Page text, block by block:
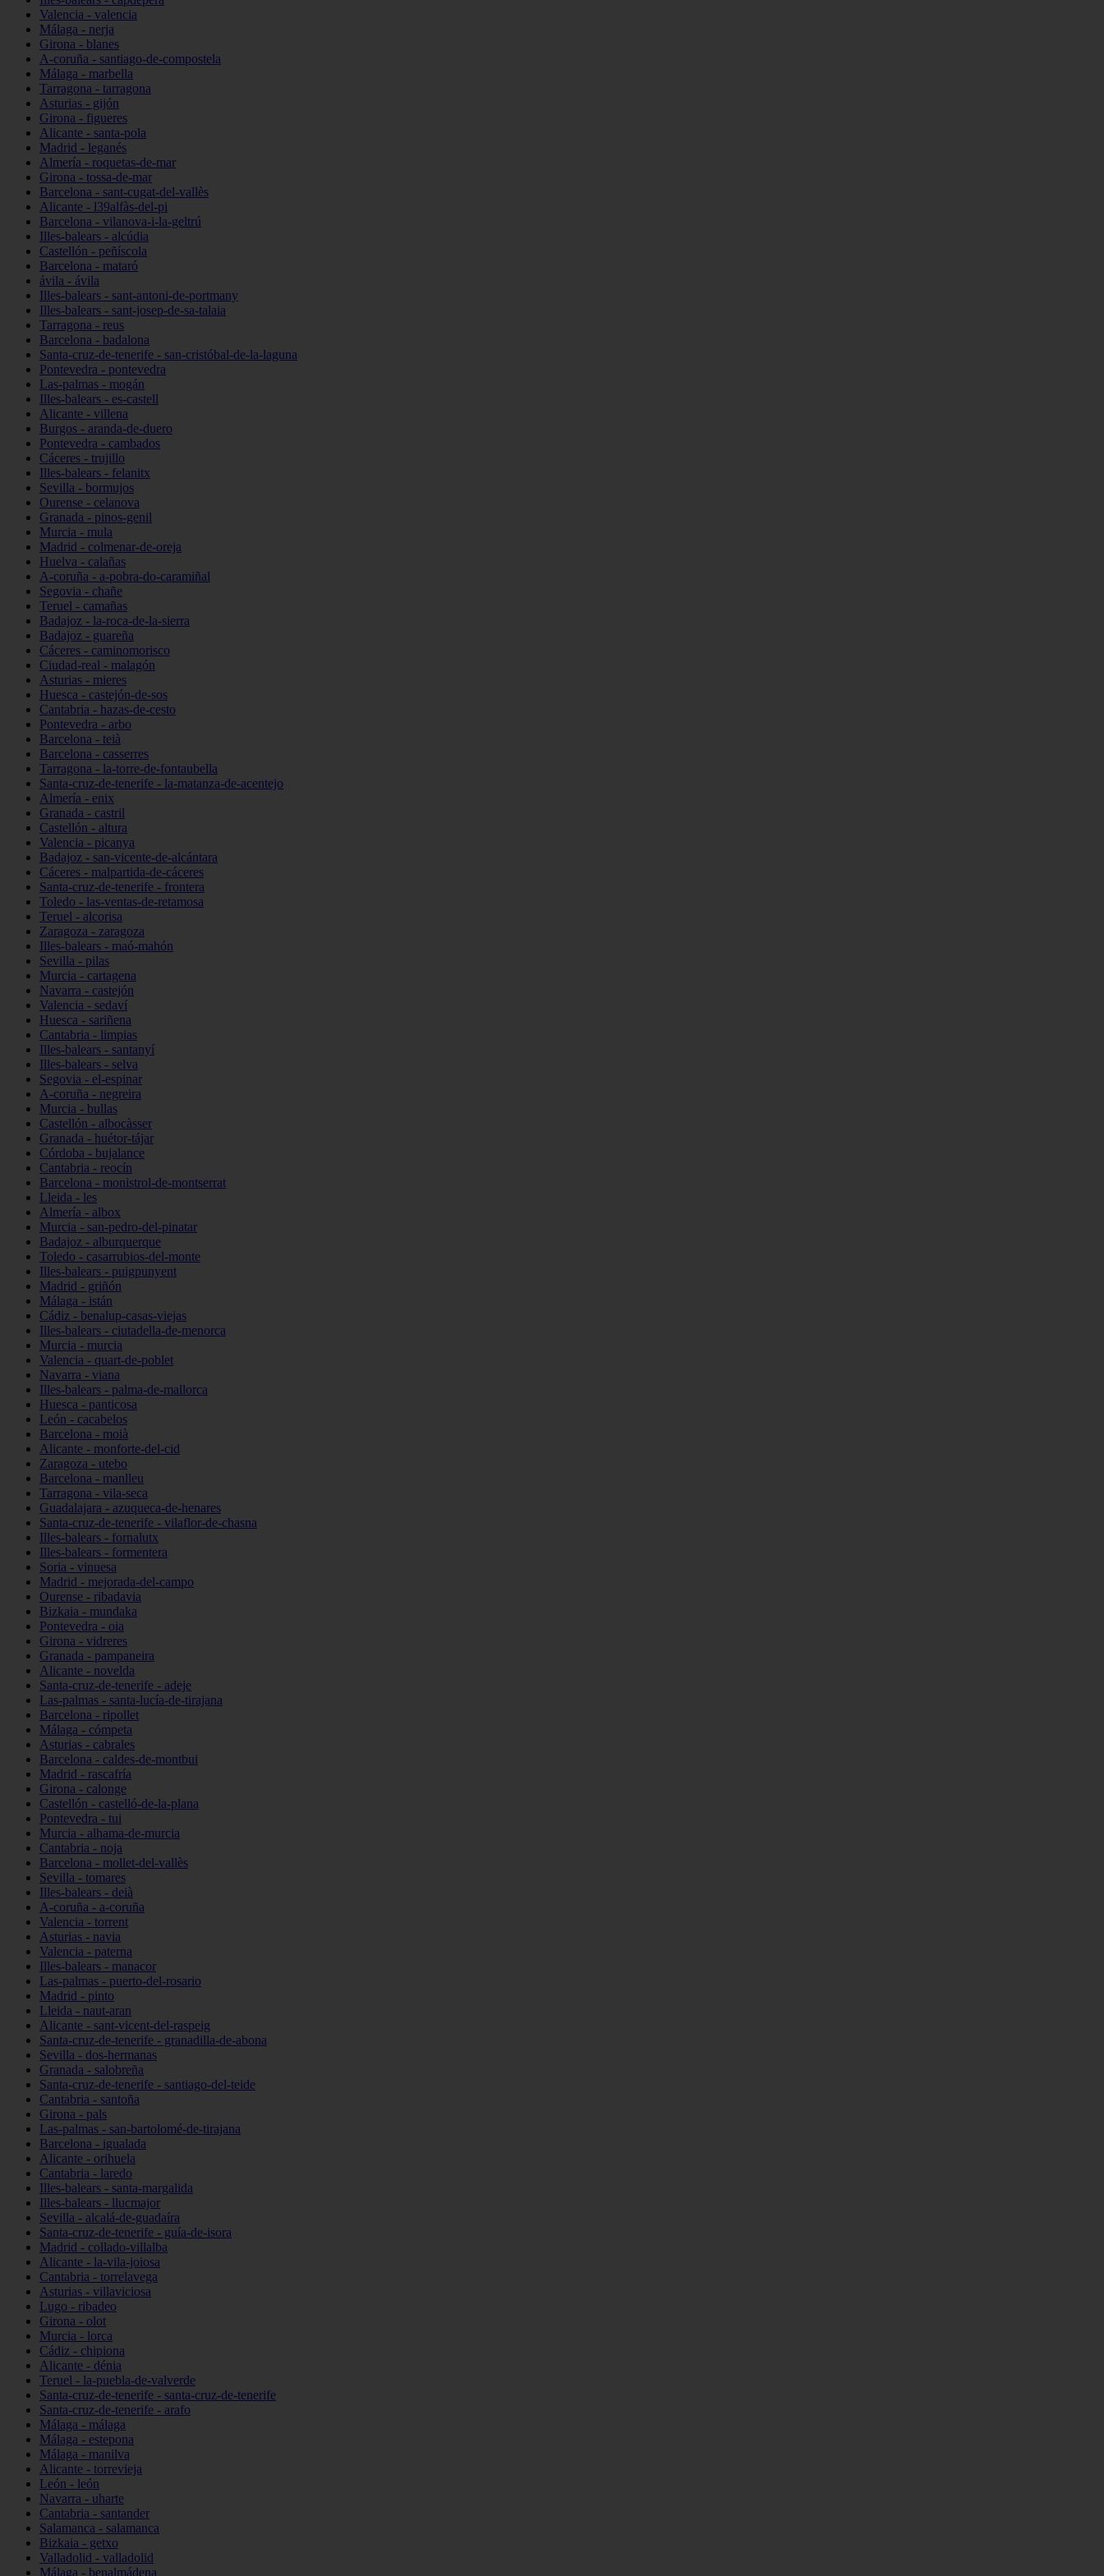
Valencia - valencia
Málaga - nerja
Girona - blanes
A-coruña - santiago-de-compostela
Málaga - marbella
Tarragona - tarragona
Asturias - gijón
Girona - figueres
Alicante - santa-pola
Madrid - leganés
Almería - roquetas-de-mar
Girona - tossa-de-mar
Barcelona - sant-cugat-del-vallès
Alicante - l39alfàs-del-pi
Barcelona - vilanova-i-la-geltrú
Illes-balears - alcúdia
Castellón - peñíscola
Barcelona - mataró
ávila - ávila
Illes-balears - sant-antoni-de-portmany
Illes-balears - sant-josep-de-sa-talaia
Tarragona - reus
Barcelona - badalona
Santa-cruz-de-tenerife - san-cristóbal-de-la-laguna
Pontevedra - pontevedra
Las-palmas - mogán
Illes-balears - es-castell
Alicante - villena
Burgos - aranda-de-duero
Pontevedra - cambados
Cáceres - trujillo
Illes-balears - felanitx
Sevilla - bormujos
Ourense - celanova
Granada - pinos-genil
Murcia - mula
Madrid - colmenar-de-oreja
Huelva - calañas
A-coruña - a-pobra-do-caramiñal
Segovia - chañe
Teruel - camañas
Badajoz - la-roca-de-la-sierra
Badajoz - guareña
Cáceres - caminomorisco
Ciudad-real - malagón
Asturias - mieres
Huesca - castejón-de-sos
Cantabria - hazas-de-cesto
Pontevedra - arbo
Barcelona - teià
Barcelona - casserres
Tarragona - la-torre-de-fontaubella
Santa-cruz-de-tenerife - la-matanza-de-acentejo
Almería - enix
Granada - castril
Castellón - altura
Valencia - picanya
Badajoz - san-vicente-de-alcántara
Cáceres - malpartida-de-cáceres
Santa-cruz-de-tenerife - frontera
Toledo - las-ventas-de-retamosa
Teruel - alcorisa
Zaragoza - zaragoza
Illes-balears - maó-mahón
Sevilla - pilas
Murcia - cartagena
Navarra - castejón
Valencia - sedaví
Huesca - sariñena
Cantabria - limpias
Illes-balears - santanyí
Illes-balears - selva
Segovia - el-espinar
A-coruña - negreira
Murcia - bullas
Castellón - albocàsser
Granada - huétor-tájar
Córdoba - bujalance
Cantabria - reocín
Barcelona - monistrol-de-montserrat
Lleida - les
Almería - albox
Murcia - san-pedro-del-pinatar
Badajoz - alburquerque
Toledo - casarrubios-del-monte
Illes-balears - puigpunyent
Madrid - griñón
Málaga - istán
Cádiz - benalup-casas-viejas
Illes-balears - ciutadella-de-menorca
Murcia - murcia
Valencia - quart-de-poblet
Navarra - viana
Illes-balears - palma-de-mallorca
Huesca - panticosa
León - cacabelos
Barcelona - moià
Alicante - monforte-del-cid
Zaragoza - utebo
Barcelona - manlleu
Tarragona - vila-seca
Guadalajara - azuqueca-de-henares
Santa-cruz-de-tenerife - vilaflor-de-chasna
Illes-balears - fornalutx
Illes-balears - formentera
Soria - vinuesa
Madrid - mejorada-del-campo
Ourense - ribadavia
Bizkaia - mundaka
Pontevedra - oia
Girona - vidreres
Granada - pampaneira
Alicante - novelda
Santa-cruz-de-tenerife - adeje
Las-palmas - santa-lucía-de-tirajana
Barcelona - ripollet
Málaga - cómpeta
Asturias - cabrales
Barcelona - caldes-de-montbui
Madrid - rascafría
Girona - calonge
Castellón - castelló-de-la-plana
Pontevedra - tui
Murcia - alhama-de-murcia
Cantabria - noja
Barcelona - mollet-del-vallès
Sevilla - tomares
Illes-balears - deià
A-coruña - a-coruña
Valencia - torrent
Asturias - navia
Valencia - paterna
Illes-balears - manacor
Las-palmas - puerto-del-rosario
Madrid - pinto
Lleida - naut-aran
Alicante - sant-vicent-del-raspeig
Santa-cruz-de-tenerife - granadilla-de-abona
Sevilla - dos-hermanas
Granada - salobreña
Santa-cruz-de-tenerife - santiago-del-teide
Cantabria - santoña
Girona - pals
Las-palmas - san-bartolomé-de-tirajana
Barcelona - igualada
Alicante - orihuela
Cantabria - laredo
Illes-balears - santa-margalida
Illes-balears - llucmajor
Sevilla - alcalá-de-guadaíra
Santa-cruz-de-tenerife - guía-de-isora
Madrid - collado-villalba
Alicante - la-vila-joiosa
Cantabria - torrelavega
Asturias - villaviciosa
Lugo - ribadeo
Girona - olot
Murcia - lorca
Cádiz - chipiona
Alicante - dénia
Teruel - la-puebla-de-valverde
Santa-cruz-de-tenerife - santa-cruz-de-tenerife
Santa-cruz-de-tenerife - arafo
Málaga - málaga
Málaga - estepona
Málaga - manilva
Alicante - torrevieja
León - león
Navarra - uharte
Cantabria - santander
Salamanca - salamanca
Bizkaia - getxo
Valladolid - valladolid
Málaga - benalmádena